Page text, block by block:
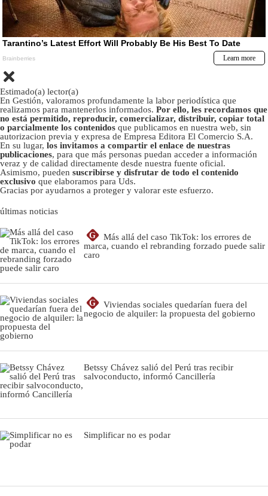
Estimado(a) lector(a)
En Gestión, valoramos profundamente la labor periodística que
realizamos para mantenerlos informados. Por ello, les recordamos que
no está permitido, reproducir, comercializar, distribuir, copiar total
o parcialmente los contenidos que publicamos en nuestra web, sin
autorizacion previa y expresa de Empresa Editora El Comercio S.A.
En su lugar, los invitamos a compartir el enlace de nuestras
publicaciones, para que más personas puedan acceder a información
veraz y de calidad directamente desde nuestra fuente oficial.
Asimismo, pueden suscribirse y disfrutar de todo el contenido
exclusivo que elaboramos para Uds.
Gracias por ayudarnos a proteger y valorar este esfuerzo.
últimas noticias
G
Más allá del caso TikTok: los errores de
marca, cuando el rebranding forzado puede salir
caro
G
Viviendas sociales quedarían fuera del
negocio de alquiler: la propuesta del gobierno
Betssy Chávez salió del Perú tras recibir
salvoconducto, informó Cancillería
Simplificar no es podar